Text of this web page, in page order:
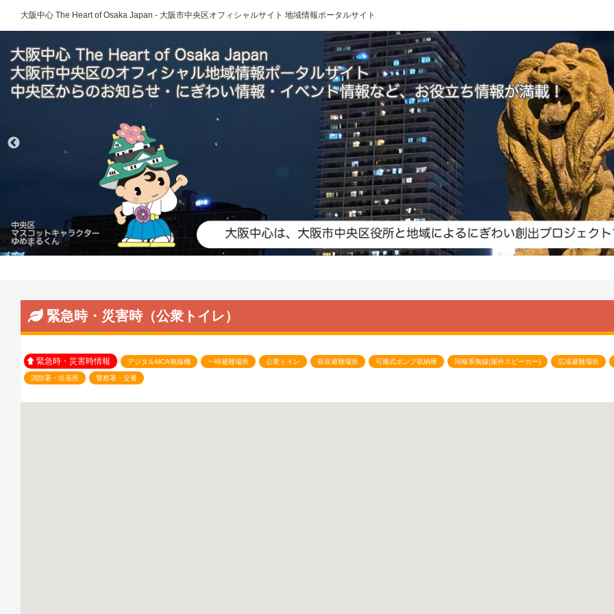
大阪中心 The Heart of Osaka Japan - 大阪市中央区オフィシャルサイト 地域情報ポータルサイト
緊急時・災害時（公衆トイレ）
緊急時・災害時情報 デジタルMCA無線機 一時避難場所 公衆トイレ 収容避難場所 可搬式ポンプ収納庫 同報系無線(屋外スピーカー) 広域避難場所
消防署・出張所 警察署・交番